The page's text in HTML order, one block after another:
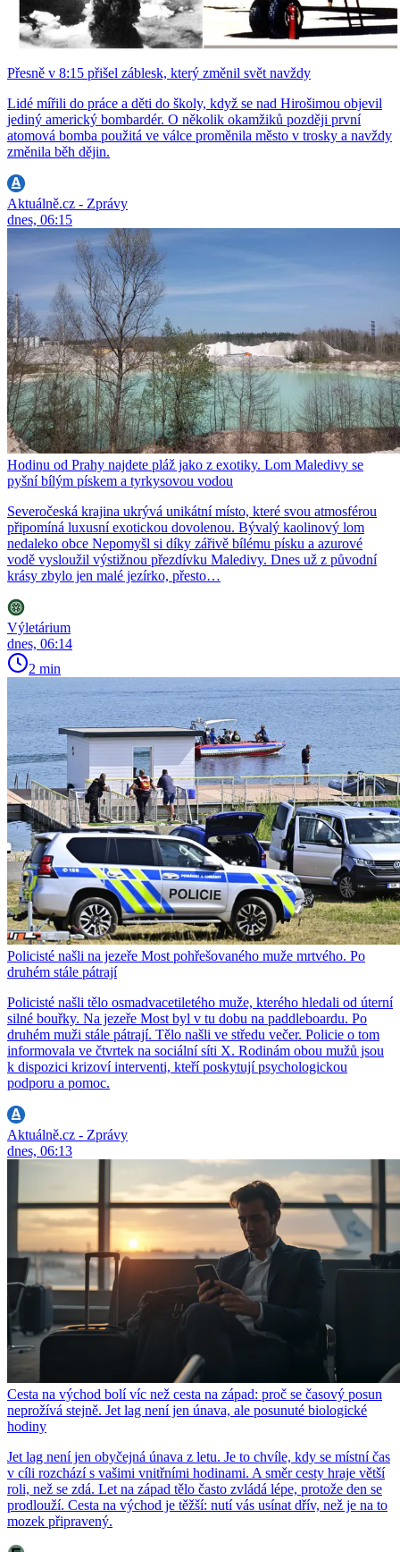
Přesně v 8:15 přišel záblesk, který změnil svět navždy
Lidé mířili do práce a děti do školy, když se nad Hirošimou objevil
jediný americký bombardér. O několik okamžiků později první
atomová bomba použitá ve válce proměnila město v trosky a navždy
změnila běh dějin.
Aktuálně.cz - Zprávy
dnes, 06:15
Hodinu od Prahy najdete pláž jako z exotiky. Lom Maledivy se
pyšní bílým pískem a tyrkysovou vodou
Severočeská krajina ukrývá unikátní místo, které svou atmosférou
připomíná luxusní exotickou dovolenou. Bývalý kaolinový lom
nedaleko obce Nepomyšl si díky zářivě bílému písku a azurové
vodě vysloužil výstižnou přezdívku Maledivy. Dnes už z původní
krásy zbylo jen malé jezírko, přesto…
Výletárium
dnes, 06:14
2 min
Policisté našli na jezeře Most pohřešovaného muže mrtvého. Po
druhém stále pátrají
Policisté našli tělo osmadvacetiletého muže, kterého hledali od úterní
silné bouřky. Na jezeře Most byl v tu dobu na paddleboardu. Po
druhém muži stále pátrají. Tělo našli ve středu večer. Policie o tom
informovala ve čtvrtek na sociální síti X. Rodinám obou mužů jsou
k dispozici krizoví interventi, kteří poskytují psychologickou
podporu a pomoc.
Aktuálně.cz - Zprávy
dnes, 06:13
Cesta na východ bolí víc než cesta na západ: proč se časový posun
neprožívá stejně. Jet lag není jen únava, ale posunuté biologické
hodiny
Jet lag není jen obyčejná únava z letu. Je to chvíle, kdy se místní čas
v cíli rozchází s vašimi vnitřními hodinami. A směr cesty hraje větší
roli, než se zdá. Let na západ tělo často zvládá lépe, protože den se
prodlouží. Cesta na východ je těžší: nutí vás usínat dřív, než je na to
mozek připravený.